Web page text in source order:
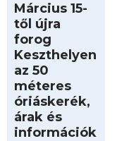
Március 15-
től újra
forog
Keszthelyen
az 50
méteres
óriáskerék,
árak és
információk